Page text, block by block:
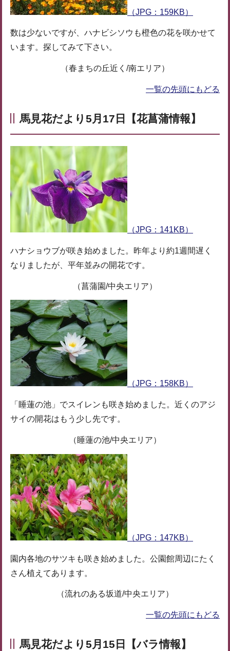
（JPG：159KB）
数は少ないですが、ハナビシソウも橙色の花を咲かせて
います。探してみて下さい。
（春まちの丘近く/南エリア）
一覧の先頭にもどる
馬見花だより5月17日【花菖蒲情報】
（JPG：141KB）
ハナショウブが咲き始めました。昨年より約1週間遅く
なりましたが、平年並みの開花です。
（菖蒲園/中央エリア）
（JPG：158KB）
「睡蓮の池」でスイレンも咲き始めました。近くのアジ
サイの開花はもう少し先です。
（睡蓮の池/中央エリア）
（JPG：147KB）
園内各地のサツキも咲き始めました。公園館周辺にたく
さん植えてあります。
（流れのある坂道/中央エリア）
一覧の先頭にもどる
馬見花だより5月15日【バラ情報】